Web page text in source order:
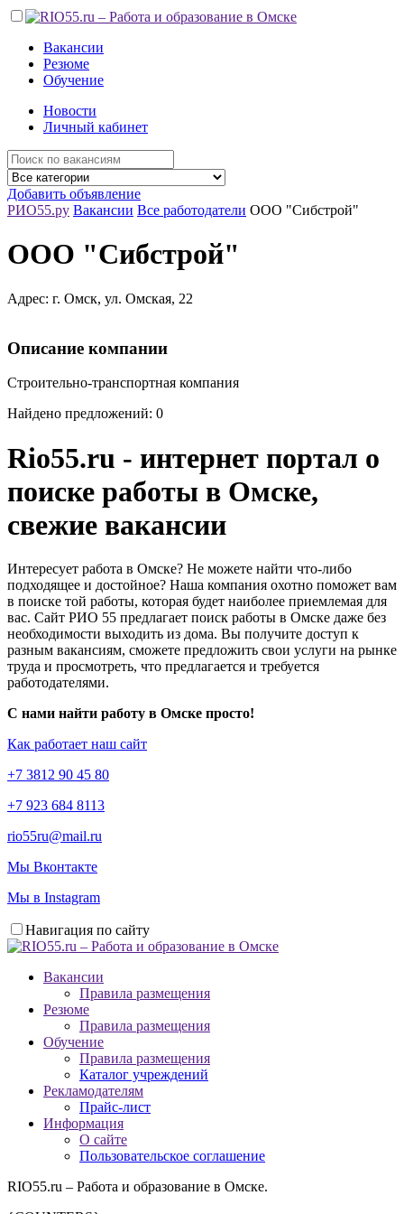
Вакансии
Резюме
Обучение
Новости
Личный кабинет
Добавить объявление
РИО55.ру Вакансии Все работодатели ООО "Сибстрой"
ООО "Сибстрой"
Адрес: г. Омск, ул. Омская, 22
Описание компании
Строительно-транспортная компания
Найдено предложений: 0
Rio55.ru - интернет портал о
поиске работы в Омске,
свежие вакансии
Интересует работа в Омске? Не можете найти что-либо
подходящее и достойное? Наша компания охотно поможет вам
в поиске той работы, которая будет наиболее приемлемая для
вас. Сайт РИО 55 предлагает поиск работы в Омске даже без
необходимости выходить из дома. Вы получите доступ к
разным вакансиям, сможете предложить свои услуги на рынке
труда и просмотреть, что предлагается и требуется
работодателями.
С нами найти работу в Омске просто!
Как работает наш сайт
+7 3812 90 45 80
+7 923 684 8113
rio55ru@mail.ru
Мы Вконтакте
Мы в Instagram
Навигация по сайту
Вакансии
Правила размещения
Резюме
Правила размещения
Обучение
Правила размещения
Каталог учреждений
Рекламодателям
Прайс-лист
Информация
О сайте
Пользовательское соглашение
RIO55.ru – Работа и образование в Омске.